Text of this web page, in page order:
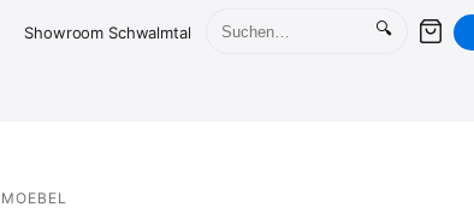
Showroom Schwalmtal 🔍
MOEBEL